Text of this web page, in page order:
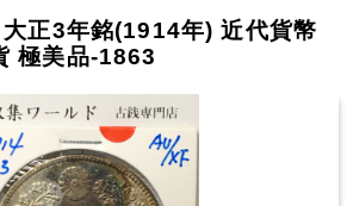
正3年銘(1914年) 近代貨幣
極美品-1863